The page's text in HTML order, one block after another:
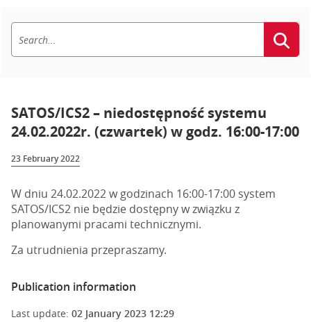
SATOS/ICS2 – niedostępność systemu
24.02.2022r. (czwartek) w godz. 16:00-17:00
23 February 2022
W dniu 24.02.2022 w godzinach 16:00-17:00 system
SATOS/ICS2 nie będzie dostępny w związku z
planowanymi pracami technicznymi.
Za utrudnienia przepraszamy.
Publication information
Last update: 02 January 2023 12:29